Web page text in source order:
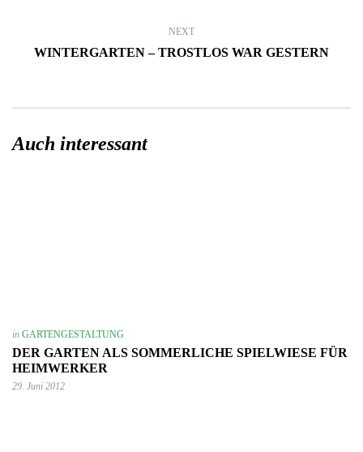
NEXT
WINTERGARTEN – TROSTLOS WAR GESTERN
Auch interessant
in GARTENGESTALTUNG
DER GARTEN ALS SOMMERLICHE SPIELWIESE FÜR
HEIMWERKER
29. Juni 2012